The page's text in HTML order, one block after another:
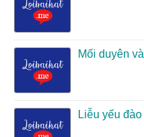
Mối duyên
Liễu yếu